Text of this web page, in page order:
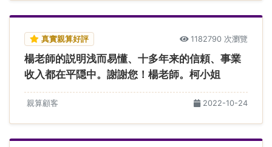
真實親算好評 1182790 次瀏覽
楊老師的説明浅而易懂、十多年来的信頼、事業
收入都在平隠中。謝謝您！楊老師。柯小姐
親算顧客 2022-10-24